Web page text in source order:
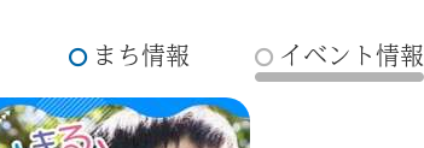
まち情報 イベント情報